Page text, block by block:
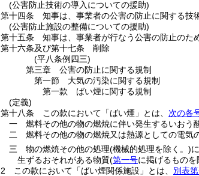
(公害防止技術の導入についての援助)
第十四条
知事は、事業者の公害の防止に関する技
(公害防止施設の整備についての援助)
第十五条
知事は、事業者が行なう公害の防止のた
第十六条及び第十七条
削除
(平八条例四三)
第三章
公害の防止に関する規制
第一節
大気の汚染に関する規制
第一款
ばい煙に関する規制
(定義)
第十八条
この款において「ばい煙」とは、 次の各
一
燃料その他の物の燃焼に伴い発生するいおう
二
燃料その他の物の燃焼又は熱源としての電気
三
物の燃焼その他の処理(機械的処理を除く。)
生ずるおそれがある物質(第一号に掲げるものを
2
この款において「ばい煙関係施設」とは、 別表